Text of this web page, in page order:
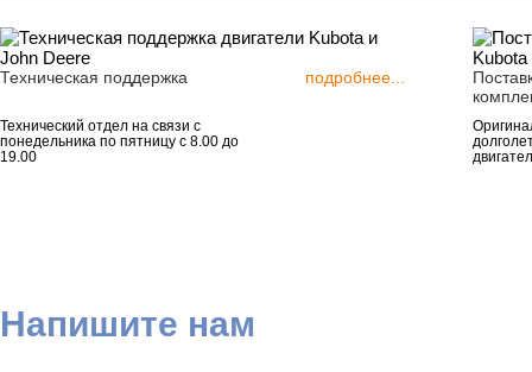
Техническая поддержка
Технический отдел на связи с
понедельника по пятницу с 8.00 до
19.00
подробнее...
Напишите нам